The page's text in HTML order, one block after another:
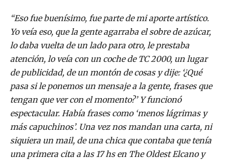
“Eso fue buenísimo, fue parte de mi aporte artístico.
Yo veía eso, que la gente agarraba el sobre de azúcar,
lo daba vuelta de un lado para otro, le prestaba
atención, lo veía con un coche de TC 2000, un lugar
de publicidad, de un montón de cosas y dije: ‘¿Qué
pasa si le ponemos un mensaje a la gente, frases que
tengan que ver con el momento?’ Y funcionó
espectacular. Había frases como ‘menos lágrimas y
más capuchinos’. Una vez nos mandan una carta, ni
siquiera un mail, de una chica que contaba que tenía
una primera cita a las 17 hs en The Oldest Elcano y